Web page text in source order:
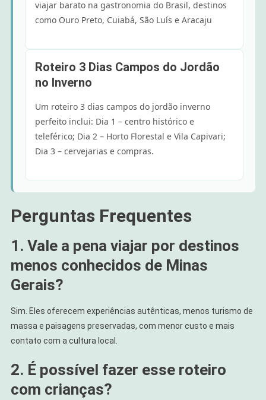
viajar barato na gastronomia do Brasil, destinos
como Ouro Preto, Cuiabá, São Luís e Aracaju
Roteiro 3 Dias Campos do Jordão
no Inverno
Um roteiro 3 dias campos do jordão inverno
perfeito inclui: Dia 1 – centro histórico e
teleférico; Dia 2 – Horto Florestal e Vila Capivari;
Dia 3 – cervejarias e compras.
Perguntas Frequentes
1. Vale a pena viajar por destinos
menos conhecidos de Minas
Gerais?
Sim. Eles oferecem experiências autênticas, menos turismo de
massa e paisagens preservadas, com menor custo e mais
contato com a cultura local.
2. É possível fazer esse roteiro
com crianças?